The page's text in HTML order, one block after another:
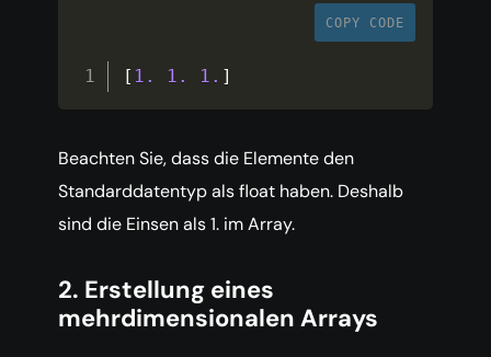
COPY CODE
[ 1. 1. 1. ]
Beachten Sie, dass die Elemente den
Standarddatentyp als float haben. Deshalb
sind die Einsen als 1. im Array.
2. Erstellung eines
mehrdimensionalen Arrays